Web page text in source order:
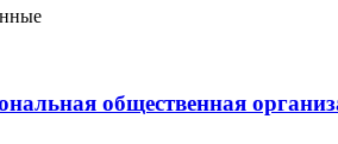
общественная